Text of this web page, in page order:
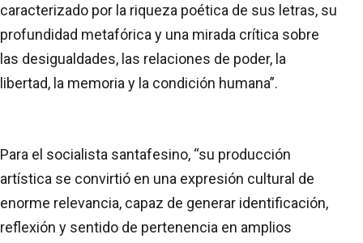
caracterizado por la riqueza poética de sus letras, su
profundidad metafórica y una mirada crítica sobre
las desigualdades, las relaciones de poder, la
libertad, la memoria y la condición humana”.
Para el socialista santafesino, “su producción
artística se convirtió en una expresión cultural de
enorme relevancia, capaz de generar identificación,
reflexión y sentido de pertenencia en amplios